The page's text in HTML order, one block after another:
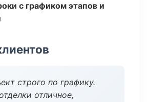
с графиком этапов и
строго по графику.
отличное,